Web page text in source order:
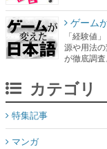
ゲーム
「経験値
源や用法
が徹底調査
カテゴリ
特集記事
マンガ